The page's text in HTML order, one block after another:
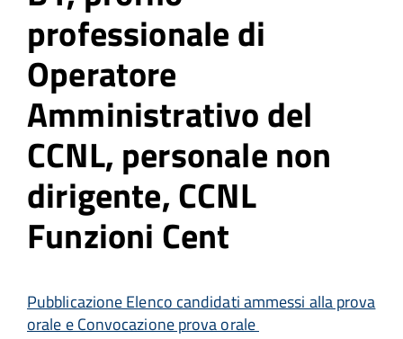
professionale di
Operatore
Amministrativo del
CCNL, personale non
dirigente, CCNL
Funzioni Cent
Pubblicazione Elenco candidati ammessi alla prova
orale e Convocazione prova orale